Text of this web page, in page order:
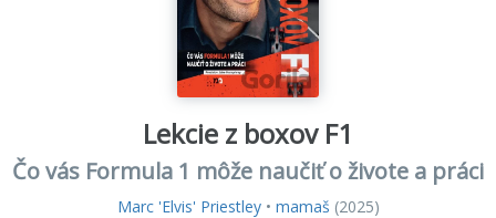
Lekcie z boxov F1
Čo vás Formula 1 môže naučiť o živote a práci
Marc 'Elvis' Priestley• mamaš (2025)